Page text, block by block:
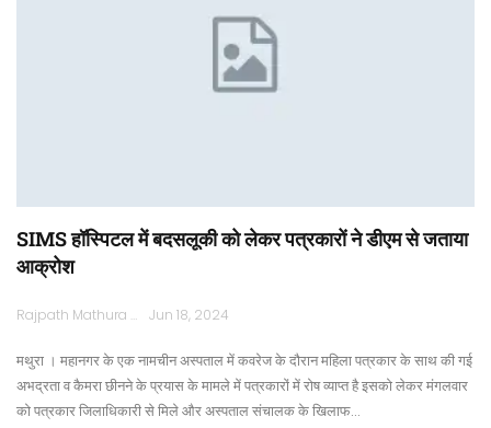
SIMS हॉस्पिटल में बदसलूकी को लेकर पत्रकारों ने डीएम से जताया
आक्रोश
Rajpath Mathura Jun 18, 2024
मथुरा । महानगर के एक नामचीन अस्पताल में कवरेज के दौरान महिला पत्रकार के साथ की गई
अभद्रता व कैमरा छीनने के प्रयास के मामले में पत्रकारों में रोष व्याप्त है इसको लेकर मंगलवार
को पत्रकार जिलाधिकारी से मिले और अस्पताल संचालक के खिलाफ…